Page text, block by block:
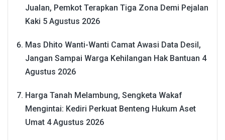
Jualan, Pemkot Terapkan Tiga Zona Demi Pejalan
Kaki 5 Agustus 2026
Mas Dhito Wanti-Wanti Camat Awasi Data Desil,
Jangan Sampai Warga Kehilangan Hak Bantuan 4
Agustus 2026
Harga Tanah Melambung, Sengketa Wakaf
Mengintai: Kediri Perkuat Benteng Hukum Aset
Umat 4 Agustus 2026